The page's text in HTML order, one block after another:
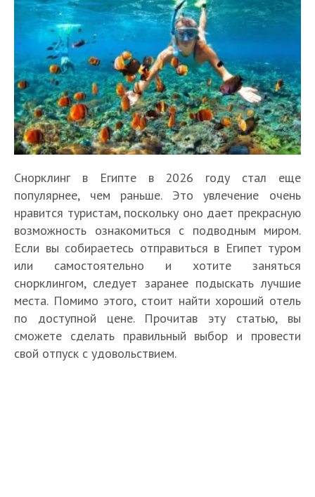
Снорклинг в Египте в 2026 году стал еще
популярнее, чем раньше. Это увлечение очень
нравится туристам, поскольку оно дает прекрасную
возможность ознакомиться с подводным миром.
Если вы собираетесь отправиться в Египет туром
или самостоятельно и хотите заняться
снорклингом, следует заранее подыскать лучшие
места. Помимо этого, стоит найти хороший отель
по доступной цене. Прочитав эту статью, вы
сможете сделать правильный выбор и провести
свой отпуск с удовольствием.